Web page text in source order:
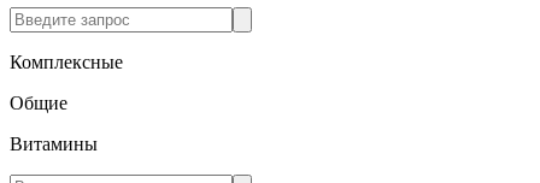
Комплексные
Общие
Витамины